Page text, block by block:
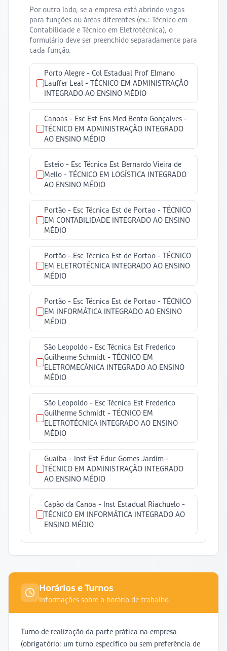
Por outro lado, se a empresa está abrindo vagas
para funções ou áreas diferentes (ex.: Técnico em
Contabilidade e Técnico em Eletrotécnica), o
formulário deve ser preenchido separadamente para
cada função.
Porto Alegre - Col Estadual Prof Elmano
Lauffer Leal - TÉCNICO EM ADMINISTRAÇÃO
INTEGRADO AO ENSINO MÉDIO
Canoas - Esc Est Ens Med Bento Gonçalves -
TÉCNICO EM ADMINISTRAÇÃO INTEGRADO
AO ENSINO MÉDIO
Esteio - Esc Técnica Est Bernardo Vieira de
Mello - TÉCNICO EM LOGÍSTICA INTEGRADO
AO ENSINO MÉDIO
Portão - Esc Técnica Est de Portao - TÉCNICO
EM CONTABILIDADE INTEGRADO AO ENSINO
MÉDIO
Portão - Esc Técnica Est de Portao - TÉCNICO
EM ELETROTÉCNICA INTEGRADO AO ENSINO
MÉDIO
Portão - Esc Técnica Est de Portao - TÉCNICO
EM INFORMÁTICA INTEGRADO AO ENSINO
MÉDIO
São Leopoldo - Esc Técnica Est Frederico
Guilherme Schmidt - TÉCNICO EM
ELETROMECÂNICA INTEGRADO AO ENSINO
MÉDIO
São Leopoldo - Esc Técnica Est Frederico
Guilherme Schmidt - TÉCNICO EM
ELETROTÉCNICA INTEGRADO AO ENSINO
MÉDIO
Guaíba - Inst Est Educ Gomes Jardim -
TÉCNICO EM ADMINISTRAÇÃO INTEGRADO
AO ENSINO MÉDIO
Capão da Canoa - Inst Estadual Riachuelo -
TÉCNICO EM INFORMÁTICA INTEGRADO AO
ENSINO MÉDIO
Horários e Turnos
Informações sobre o horário de trabalho
Turno de realização da parte prática na empresa
(obrigatório: um turno específico ou sem preferência de